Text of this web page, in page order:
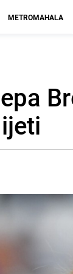
METROMAHALA